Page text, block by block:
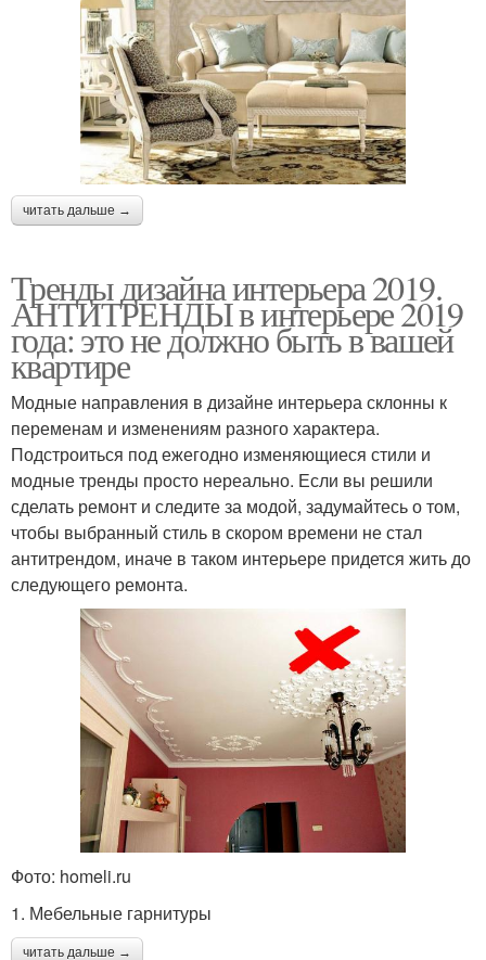
читать дальше →
Тренды дизайна интерьера 2019.
АНТИТРЕНДЫ в интерьере 2019
года: это не должно быть в вашей
квартире
Модные направления в дизайне интерьера склонны к
переменам и изменениям разного характера.
Подстроиться под ежегодно изменяющиеся стили и
модные тренды просто нереально. Если вы решили
сделать ремонт и следите за модой, задумайтесь о том,
чтобы выбранный стиль в скором времени не стал
антитрендом, иначе в таком интерьере придется жить до
следующего ремонта.
Фото: homeli.ru
1. Мебельные гарнитуры
читать дальше →